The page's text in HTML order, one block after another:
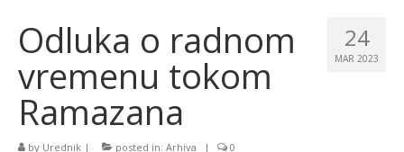
Službeni glasnici
Javne nabavke
Značajni datumi i manifestacije
Program energetske efikasnosti u stambenom
24
MAR 2023
Odluka o radnom
vremenu tokom
Ramazana
by Urednik | posted in: Arhiva |
0